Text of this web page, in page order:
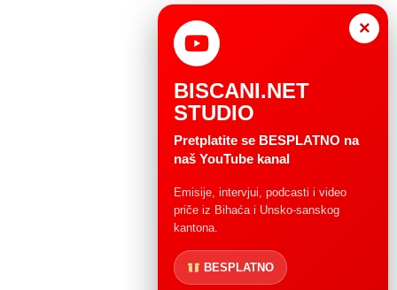
×
BISCANI.NET
STUDIO
Pretplatite se BESPLATNO na
naš YouTube kanal
Emisije, intervjui, podcasti i video
priče iz Bihaća i Unsko-sanskog
kantona.
BESPLATNO